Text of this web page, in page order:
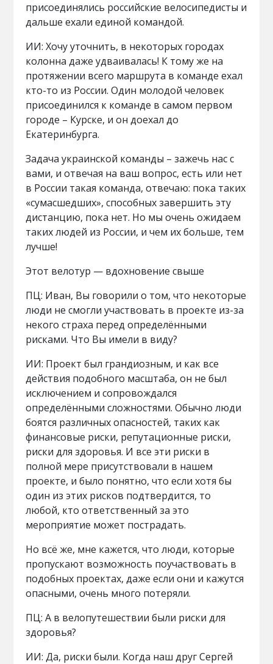
присоединялись российские велосипедисты и
дальше ехали единой командой.
ИИ: Хочу уточнить, в некоторых городах
колонна даже удваивалась! К тому же на
протяжении всего маршрута в команде ехал
кто-то из России. Один молодой человек
присоединился к команде в самом первом
городе – Курске, и он доехал до
Екатеринбурга.
Задача украинской команды – зажечь нас с
вами, и отвечая на ваш вопрос, есть или нет
в России такая команда, отвечаю: пока таких
«сумасшедших», способных завершить эту
дистанцию, пока нет. Но мы очень ожидаем
таких людей из России, и чем их больше, тем
лучше!
Этот велотур — вдохновение свыше
ПЦ: Иван, Вы говорили о том, что некоторые
люди не смогли участвовать в проекте из-за
некого страха перед определёнными
рисками. Что Вы имели в виду?
ИИ: Проект был грандиозным, и как все
действия подобного масштаба, он не был
исключением и сопровождался
определёнными сложностями. Обычно люди
боятся различных опасностей, таких как
финансовые риски, репутационные риски,
риски для здоровья. И все эти риски в
полной мере присутствовали в нашем
проекте, и было понятно, что если хотя бы
один из этих рисков подтвердится, то
любой, кто ответственный за это
мероприятие может пострадать.
Но всё же, мне кажется, что люди, которые
пропускают возможность поучаствовать в
подобных проектах, даже если они и кажутся
опасными, очень много потеряли.
ПЦ: А в велопутешествии были риски для
здоровья?
ИИ: Да, риски были. Когда наш друг Сергей